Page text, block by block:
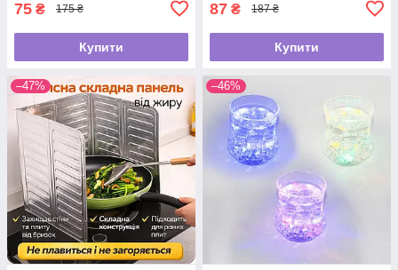
75 ₴ 175 ₴
Купити
87 ₴ 187 ₴
Купити
–47% –46%